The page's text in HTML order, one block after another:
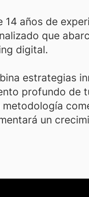
14 años de
que
digital.
estrategias
profundo de
metodología
un